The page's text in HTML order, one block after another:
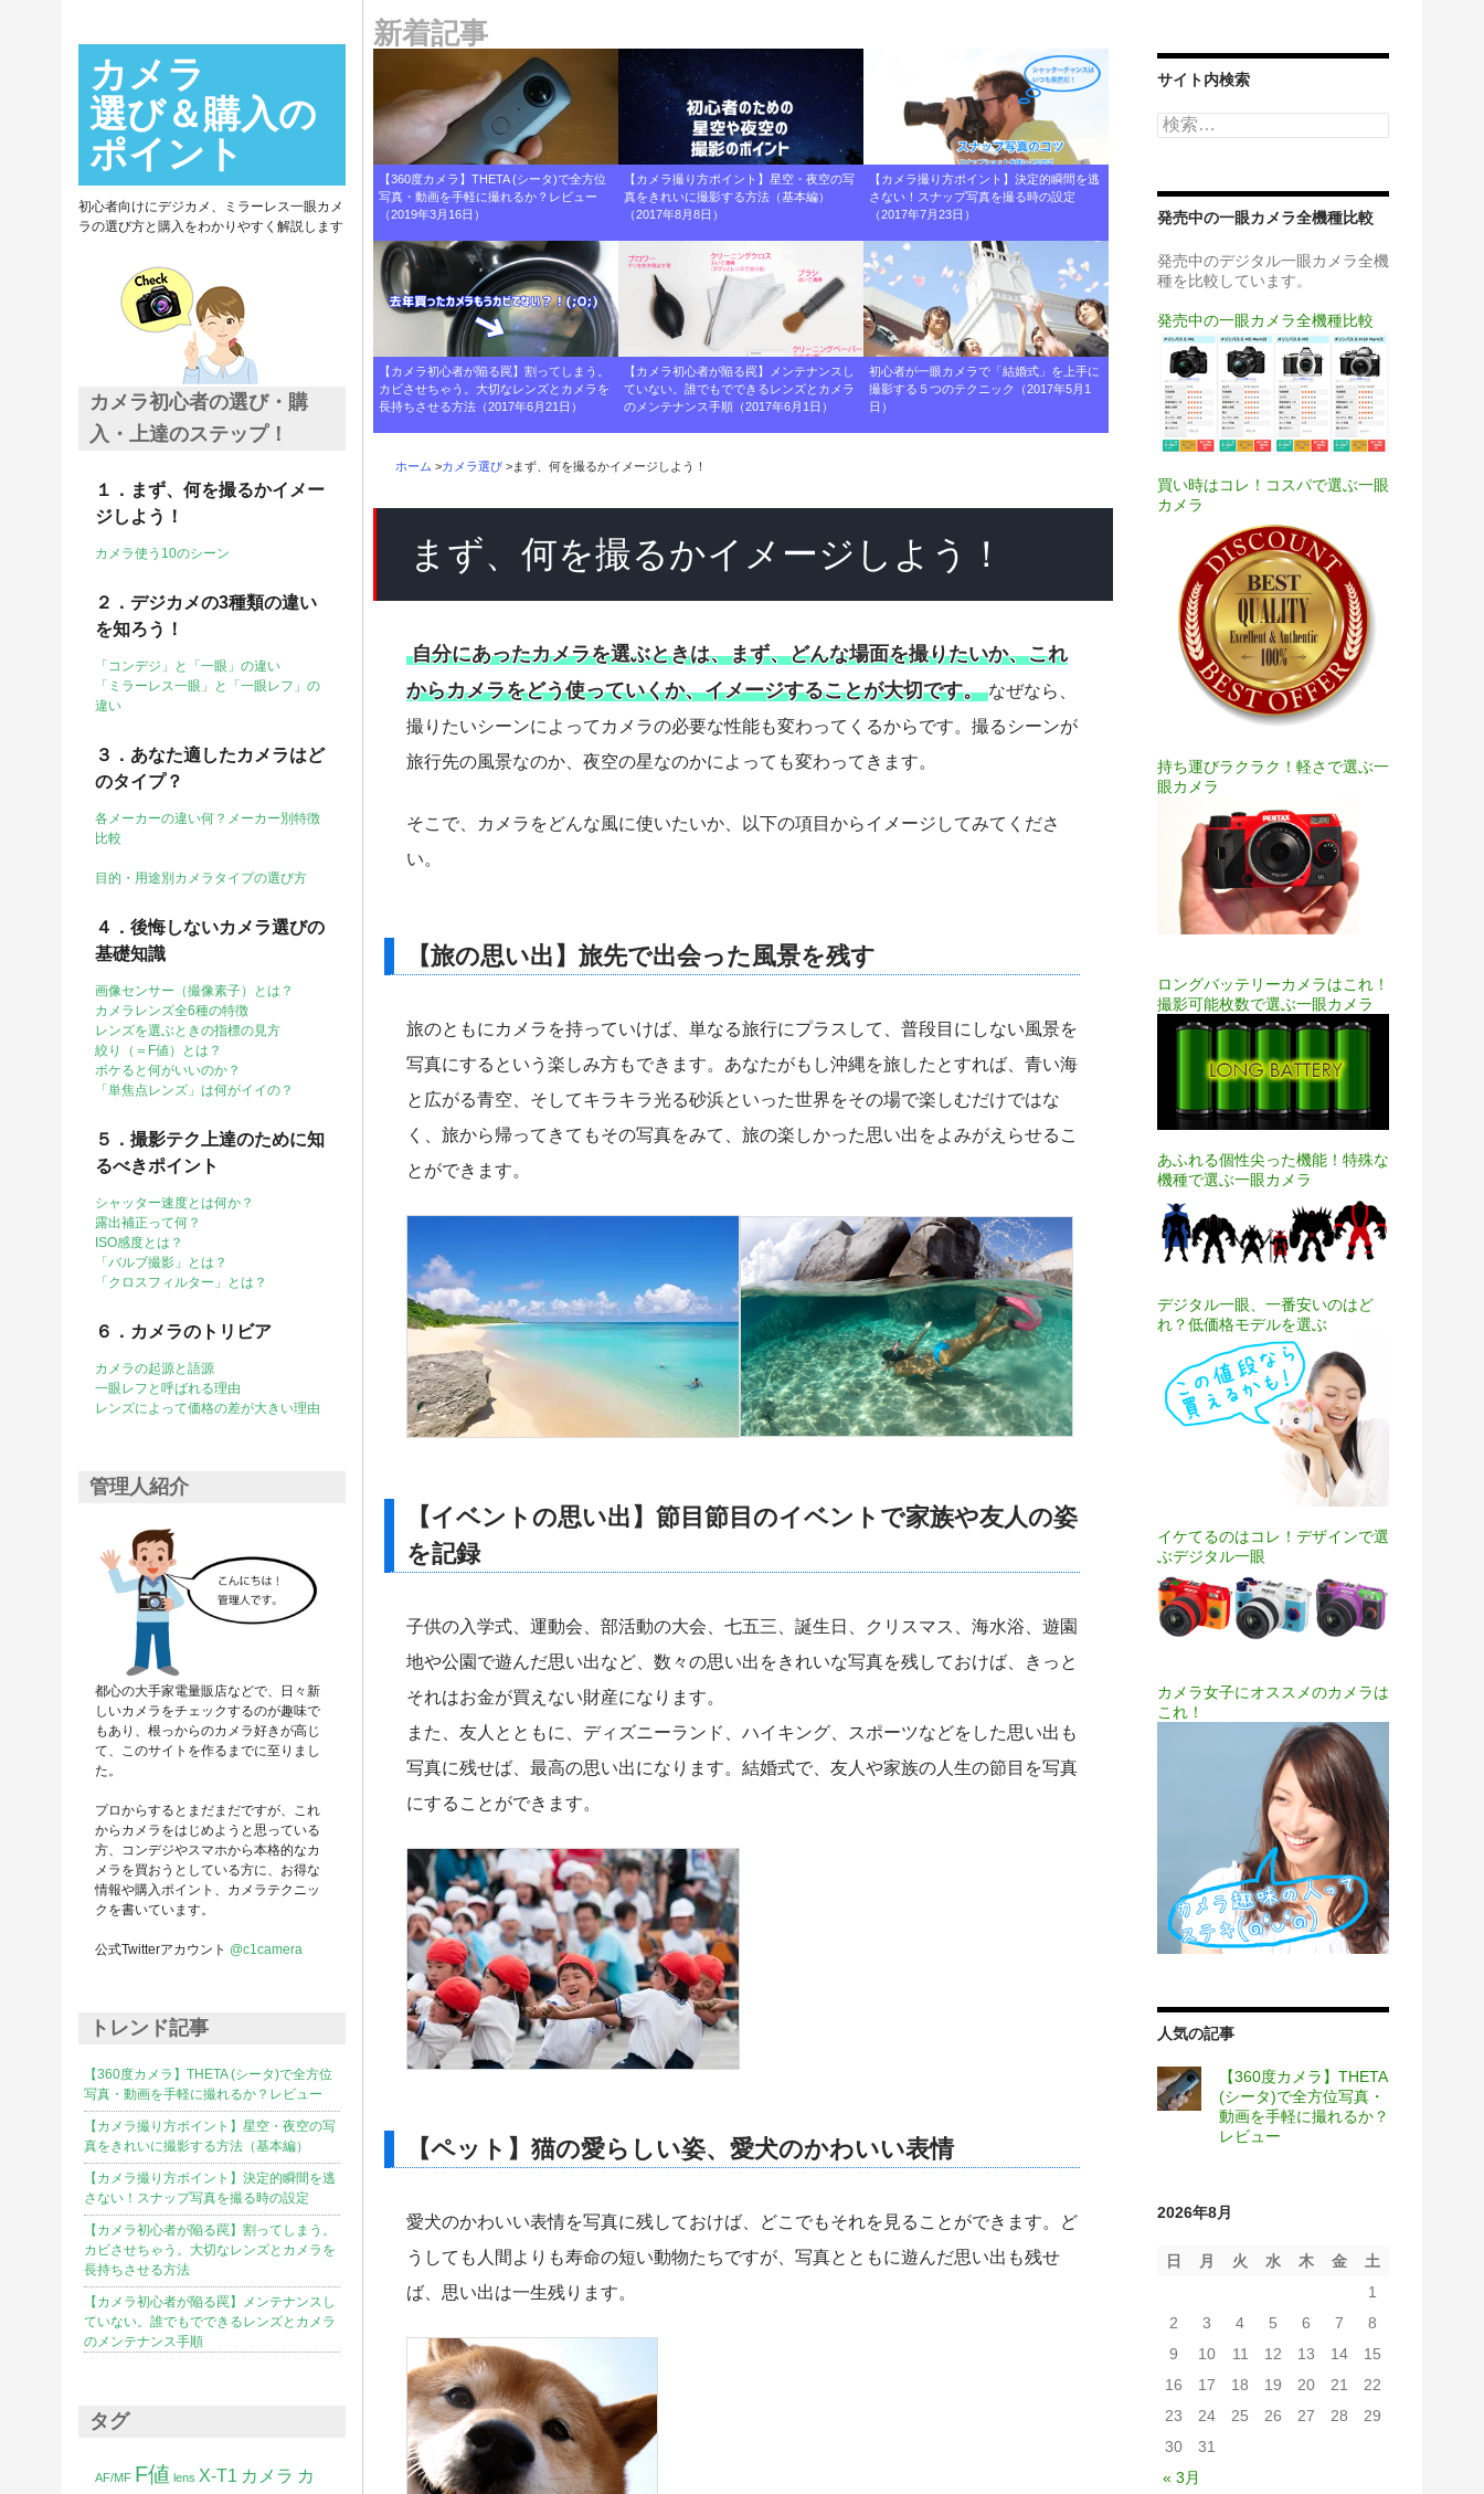
新着記事
【360度カメラ】THETA (シータ)で全方位
写真・動画を手軽に撮れるか？レビュー
（2019年3月16日）
【カメラ撮り方ポイント】星空・夜空の写
真をきれいに撮影する方法（基本編）
（2017年8月8日）
【カメラ撮り方ポイント】決定的瞬間を逃
さない！スナップ写真を撮る時の設定
（2017年7月23日）
【カメラ初心者が陥る罠】割ってしまう。
カビさせちゃう。大切なレンズとカメラを
長持ちさせる方法（2017年6月21日）
【カメラ初心者が陥る罠】メンテナンスし
ていない。誰でもでできるレンズとカメラ
のメンテナンス手順（2017年6月1日）
初心者が一眼カメラで「結婚式」を上手に
撮影する５つのテクニック（2017年5月1
日）
ホーム >カメラ選び >まず、何を撮るかイメージしよう！
まず、何を撮るかイメージしよう！
自分にあったカメラを選ぶときは、まず、どんな場面を撮りたいか、これ
からカメラをどう使っていくか、イメージすることが大切です。 なぜなら、
撮りたいシーンによってカメラの必要な性能も変わってくるからです。撮るシーンが
旅行先の風景なのか、夜空の星なのかによっても変わってきます。
そこで、カメラをどんな風に使いたいか、以下の項目からイメージしてみてくださ
い。
【旅の思い出】旅先で出会った風景を残す
旅のともにカメラを持っていけば、単なる旅行にプラスして、普段目にしない風景を
写真にするという楽しみ方もできます。あなたがもし沖縄を旅したとすれば、青い海
と広がる青空、そしてキラキラ光る砂浜といった世界をその場で楽しむだけではな
く、旅から帰ってきてもその写真をみて、旅の楽しかった思い出をよみがえらせるこ
とができます。
【イベントの思い出】節目節目のイベントで家族や友人の姿
を記録
子供の入学式、運動会、部活動の大会、七五三、誕生日、クリスマス、海水浴、遊園
地や公園で遊んだ思い出など、数々の思い出をきれいな写真を残しておけば、きっと
それはお金が買えない財産になります。
また、友人とともに、ディズニーランド、ハイキング、スポーツなどをした思い出も
写真に残せば、最高の思い出になります。結婚式で、友人や家族の人生の節目を写真
にすることができます。
【ペット】猫の愛らしい姿、愛犬のかわいい表情
愛犬のかわいい表情を写真に残しておけば、どこでもそれを見ることができます。ど
うしても人間よりも寿命の短い動物たちですが、写真とともに遊んだ思い出も残せ
ば、思い出は一生残ります。
サイト内検索
検
索:
発売中の一眼カメラ全機種比較
発売中のデジタル一眼カメラ全機
種を比較しています。
発売中の一眼カメラ全機種比較
買い時はコレ！コスパで選ぶ一眼
カメラ
持ち運びラクラク！軽さで選ぶ一
眼カメラ
ロングバッテリーカメラはこれ！
撮影可能枚数で選ぶ一眼カメラ
あふれる個性尖った機能！特殊な
機種で選ぶ一眼カメラ
デジタル一眼、一番安いのはど
れ？低価格モデルを選ぶ
イケてるのはコレ！デザインで選
ぶデジタル一眼
カメラ女子にオススメのカメラは
これ！
人気の記事
【360度カメラ】THETA
(シータ)で全方位写真・
動画を手軽に撮れるか？
レビュー
2026年8月
日 月 火 水 木 金 土
« 3月
1
2
3 4 5 6 7
8
9
10 11 12 13 14
15
16
17 18 19 20 21
22
23
24 25 26 27 28
29
30
31
カメラ
選び＆購入の
ポイント
初心者向けにデジカメ、ミラーレス一眼カメ
ラの選び方と購入をわかりやすく解説します
カメラ初心者の選び・購
入・上達のステップ！
１．まず、何を撮るかイメー
ジしよう！
カメラ使う10のシーン
２．デジカメの3種類の違い
を知ろう！
「コンデジ」と「一眼」の違い
「ミラーレス一眼」と「一眼レフ」の
違い
３．あなた適したカメラはど
のタイプ？
各メーカーの違い何？メーカー別特徴
比較
目的・用途別カメラタイプの選び方
４．後悔しないカメラ選びの
基礎知識
画像センサー（撮像素子）とは？
カメラレンズ全6種の特徴
レンズを選ぶときの指標の見方
絞り（＝F値）とは？
ボケると何がいいのか？
「単焦点レンズ」は何がイイの？
５．撮影テク上達のために知
るべきポイント
シャッター速度とは何か？
露出補正って何？
ISO感度とは？
「バルブ撮影」とは？
「クロスフィルター」とは？
６．カメラのトリビア
カメラの起源と語源
一眼レフと呼ばれる理由
レンズによって価格の差が大きい理由
管理人紹介
都心の大手家電量販店などで、日々新
しいカメラをチェックするのが趣味で
もあり、根っからのカメラ好きが高じ
て、このサイトを作るまでに至りまし
た。
プロからするとまだまだですが、これ
からカメラをはじめようと思っている
方、コンデジやスマホから本格的なカ
メラを買おうとしている方に、お得な
情報や購入ポイント、カメラテクニッ
クを書いています。
公式Twitterアカウント @c1camera
トレンド記事
【360度カメラ】THETA (シータ)で全方位
写真・動画を手軽に撮れるか？レビュー
【カメラ撮り方ポイント】星空・夜空の写
真をきれいに撮影する方法（基本編）
【カメラ撮り方ポイント】決定的瞬間を逃
さない！スナップ写真を撮る時の設定
【カメラ初心者が陥る罠】割ってしまう。
カビさせちゃう。大切なレンズとカメラを
長持ちさせる方法
【カメラ初心者が陥る罠】メンテナンスし
ていない。誰でもでできるレンズとカメラ
のメンテナンス手順
タグ
AF/MF F値 lens X-T1 カメラ カ